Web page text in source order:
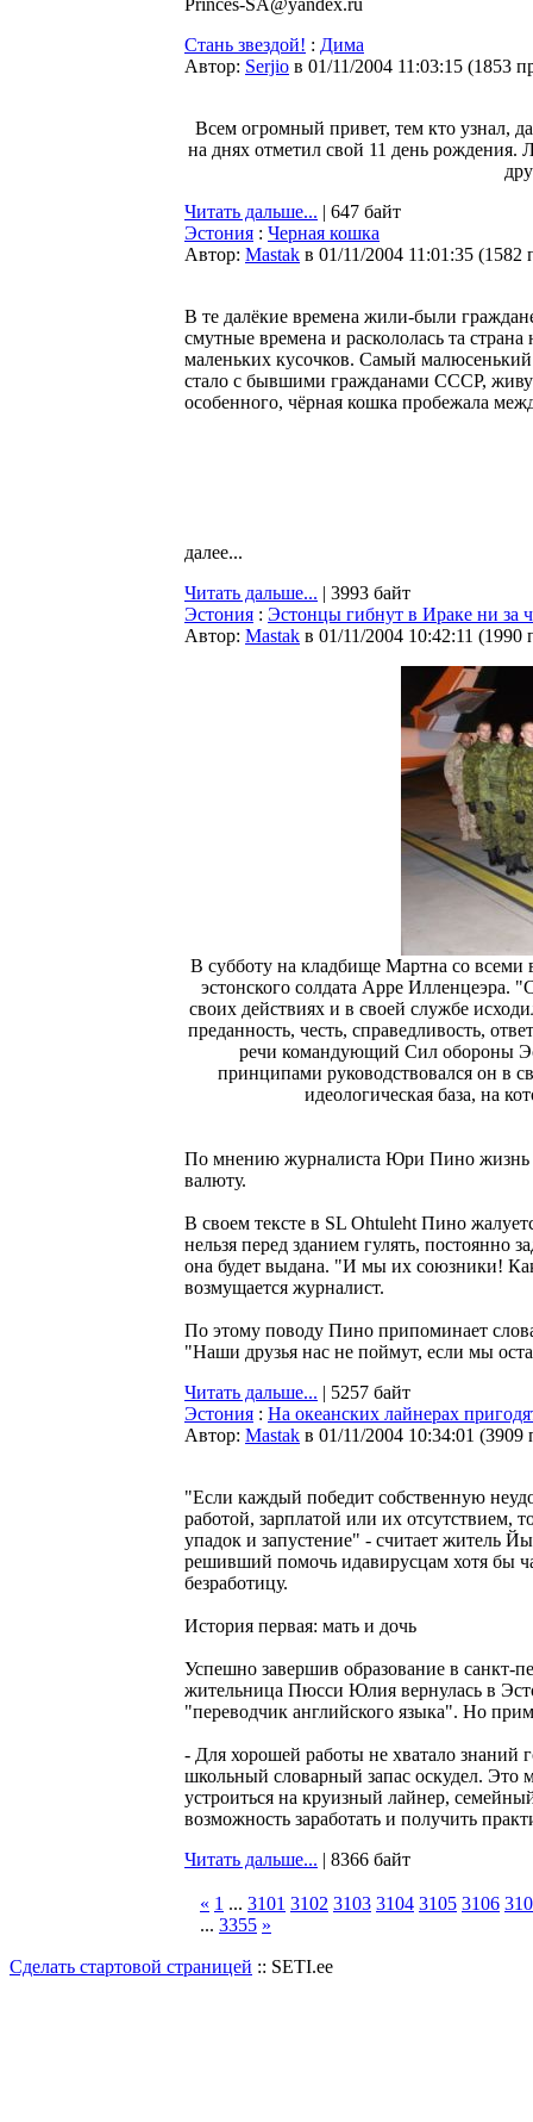
Princes-SA@yandex.ru
Стань звездой! : Дима
Автор: Serjio в 01/11/2004 11:03:15 (1853
Всем огромный привет, тем кто узнал,
на днях отметил свой 11 день
Читать дальше... | 647 байт
Эстония : Черная кошка
Автор: Мastak в 01/11/2004 11:01:35 (1582
В те далёкие времена жили-были
смутные времена и раскололась та
маленьких кусочков. Самый
стало с бывшими гражданами CCCР,
особенного, чёрная кошка пробежала
далее...
Читать дальше... | 3993 байт
Эстония : Эстонцы гибнут в Ираке ни за
Автор: Мastak в 01/11/2004 10:42:11 (1990
В субботу на кладбище Мартна со всеми
эстонского солдата Арре Илленцеэра.
своих действиях и в своей службе
преданность, честь, справедливость,
речи командующий Сил обороны
принципами руководствовался он в
идеологическая база, на
По мнению журналиста Юри Пино жизнь
валюту.
В своем тексте в SL Ohtuleht Пино
нельзя перед зданием гулять, постоянно
она будет выдана. "И мы их союзники!
возмущается журналист.
По этому поводу Пино припоминает
"Наши друзья нас не поймут, если мы
Читать дальше... | 5257 байт
Эстония : На океанских лайнерах
Автор: Мastak в 01/11/2004 10:34:01 (3909
"Если каждый победит собственную
работой, зарплатой или их отсутствием,
упадок и запустение" - считает житель
решивший помочь идавирусцам хотя бы
безработицу.
История первая: мать и дочь
Успешно завершив образование в санкт-
жительница Пюсси Юлия вернулась в
"переводчик английского языка". Но
- Для хорошей работы не хватало знаний
школьный словарный запас оскудел.
устроиться на круизный лайнер,
возможность заработать и получить
Читать дальше... | 8366 байт
« 1 ... 3101 3102 3103 3104 3105 3106
... 3355 »
Сделать стартовой страницей :: SETI.ee